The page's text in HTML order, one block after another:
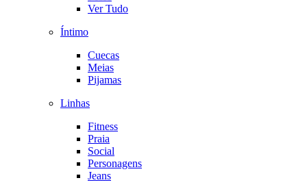
Ver Tudo
Íntimo
Cuecas
Meias
Pijamas
Linhas
Fitness
Praia
Social
Personagens
Jeans